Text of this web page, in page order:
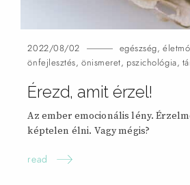
2022/08/02 egészség,
önfejlesztés,önismeret, pszichológia,
Érezd, amit érzel!
Az ember emocionális lény.
képtelen élni. Vagymégis?
read